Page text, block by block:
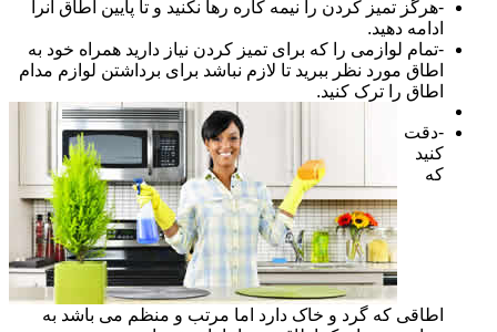
-هرگز تمیز کردن را نیمه کاره رها نکنید و تا پایین اطاق آنرا
ادامه دهید.
-تمام لوازمی را که برای تمیز کردن نیاز دارید همراه خود به
اطاق مورد نظر ببرید تا لازم نباشد برای برداشتن لوازم مدام
اطاق را ترک کنید.
-دقت
کنید
که
اطاقی که گرد و خاک دارد اما مرتب و منظم می باشد به